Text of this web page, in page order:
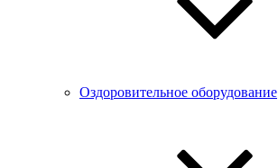
Оздоровительное оборудование